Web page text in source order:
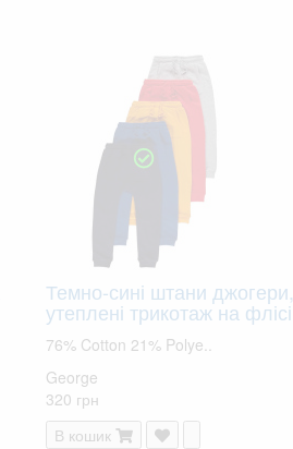
Темно-сині штани джогери,
утеплені трикотаж на флісі
76% Cotton 21% Polye..
George
320 грн
В кошик